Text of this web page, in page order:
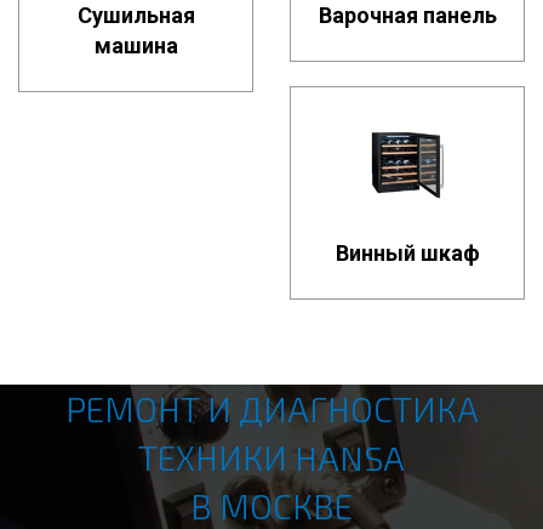
Сушильная
машина
Варочная панель
Винный шкаф
РЕМОНТ И ДИАГНОСТИКА
ТЕХНИКИ HANSA
В МОСКВЕ